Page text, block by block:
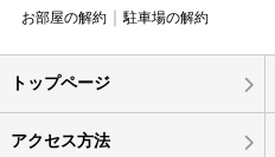
お部屋の解約 駐車場の解約
トップページ
アクセス方法